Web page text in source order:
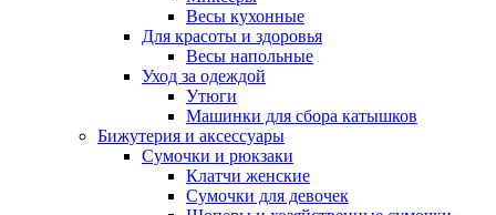
Весы кухонные
Для красоты и здоровья
Весы напольные
Уход за одеждой
Утюги
Машинки для сбора катышков
Бижутерия и аксессуары
Сумочки и рюкзаки
Клатчи женские
Сумочки для девочек